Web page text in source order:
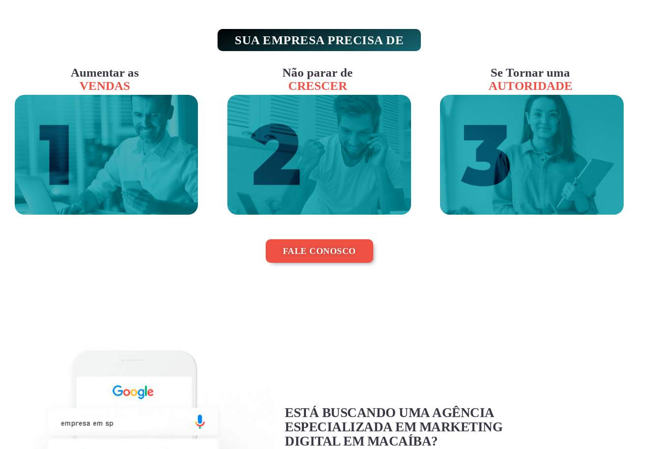
SUA EMPRESA PRECISA DE
Aumentar as
VENDAS
Não parar de
CRESCER
Se Tornar uma
AUTORIDADE
FALE CONOSCO
ESTÁ BUSCANDO UMA AGÊNCIA
ESPECIALIZADA EM MARKETING
DIGITAL EM MACAÍBA?